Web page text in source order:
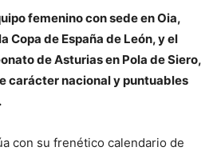
femenino con sede en Oia,
Copa de España de León, y el
de Asturias en Pola de Siero,
carácter nacional y puntuables
con su frenético calendario de